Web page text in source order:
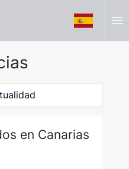
menu
en Canarias